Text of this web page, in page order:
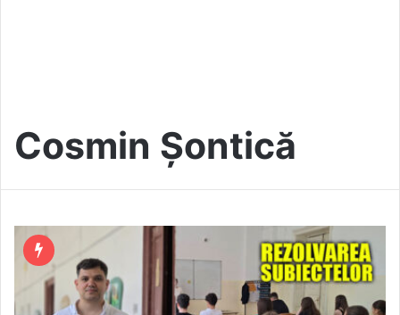
Cosmin Șontică